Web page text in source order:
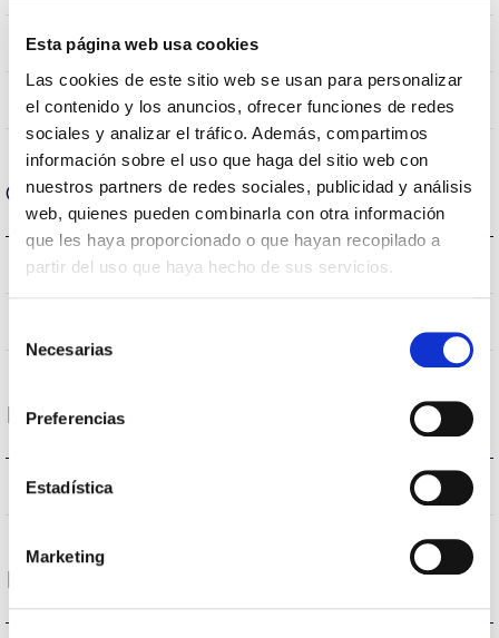
Esta página web usa cookies
Las cookies de este sitio web se usan para personalizar
el contenido y los anuncios, ofrecer funciones de redes
sociales y analizar el tráfico. Además, compartimos
información sobre el uso que haga del sitio web con
nuestros partners de redes sociales, publicidad y análisis
web, quienes pueden combinarla con otra información
que les haya proporcionado o que hayan recopilado a
partir del uso que haya hecho de sus servicios.
Necesarias
Preferencias
Estadística
Marketing
Measures 206x70x206mm
Linkable NO
Optical data
Colour temperature
Housing and Finish
IP Tightness index IP64
Life